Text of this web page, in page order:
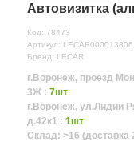
Автовизитка
Код: 78473
Артикул: LECAR000013806
Бренд: LECAR
г.Воронеж, проезд
3Ж : 7шт
г.Воронеж, ул.Лидии
д.42к1 : 1шт
Склад: >16 (доставка